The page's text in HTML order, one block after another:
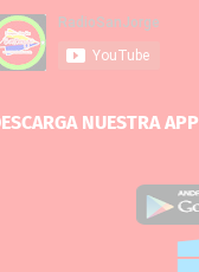
NUESTRA APP